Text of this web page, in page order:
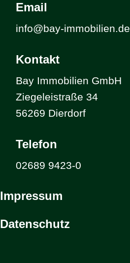
Email
info@bay-immobilien.de
Kontakt
Bay Immobilien GmbH
Ziegeleistraße 34
56269 Dierdorf
Telefon
02689 9423-0
Impressum
Datenschutz